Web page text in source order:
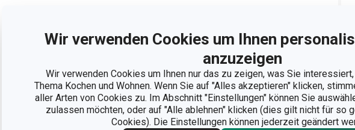
Wir verwenden Cookies um Ihnen
anzuzeigen
Wir verwenden Cookies um Ihnen nur das zu zeigen, was Sie
Thema Kochen und Wohnen. Wenn Sie auf "Alles akzeptieren" klicken,
aller Arten von Cookies zu. Im Abschnitt "Einstellungen" können Sie
zulassen möchten, oder auf "Alle ablehnen" klicken (dies gilt nicht für so
Cookies). Die Einstellungen können jederzeit geändert